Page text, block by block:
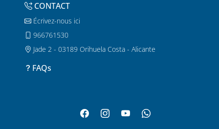
CONTACT
Écrivez-nous ici
966761530
Jade 2 - 03189 Orihuela Costa - Alicante
FAQs